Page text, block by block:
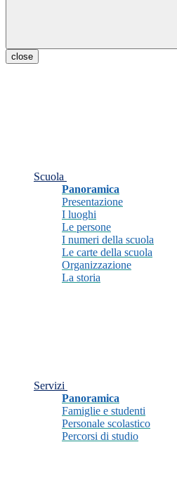
close
Scuola
Panoramica
Presentazione
I luoghi
Le persone
I numeri della scuola
Le carte della scuola
Organizzazione
La storia
Servizi
Panoramica
Famiglie e studenti
Personale scolastico
Percorsi di studio